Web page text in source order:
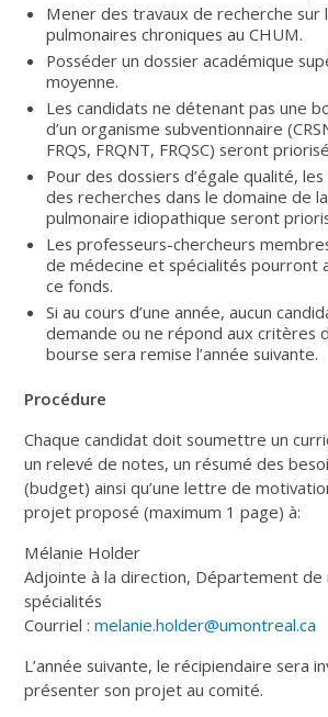
Mener des travaux de recherche sur
pulmonaires chroniques au CHUM.
Posséder un dossier académique
moyenne.
Les candidats ne détenant pas une
d’un organisme subventionnaire
FRQS, FRQNT, FRQSC) seront
Pour des dossiers d’égale qualité,
des recherches dans le domaine de
pulmonaire idiopathique seront
Les professeurs-chercheurs
de médecine et spécialités pourront
ce fonds.
Si au cours d’une année, aucun
demande ou ne répond aux critères
bourse sera remise l’année suivante.
Procédure
Chaque candidat doit soumettre un
un relevé de notes, un résumé des
(budget) ainsi qu’une lettre de
projet proposé (maximum 1 page) à:
Mélanie Holder
Adjointe à la direction, Département
spécialités
Courriel :melanie.holder@umontreal.ca
L’année suivante, le récipiendaire sera
présenter son projet au comité.